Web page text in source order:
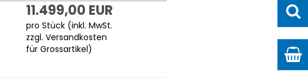
11.499,00 EUR
pro Stück (inkl. MwSt.
zzgl.Versandkosten
für Grossartikel)